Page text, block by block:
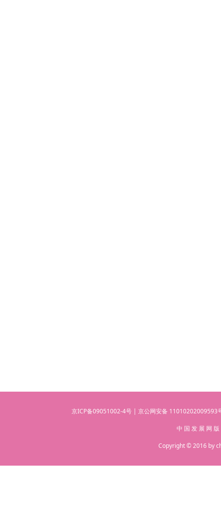
京ICP备09051002-4号 | 京公网安备
中 国 发 展 网
Copyright © 2016 by